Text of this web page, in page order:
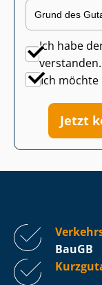
Ich habe
verstanden.
Ich
Jetzt
BauGB